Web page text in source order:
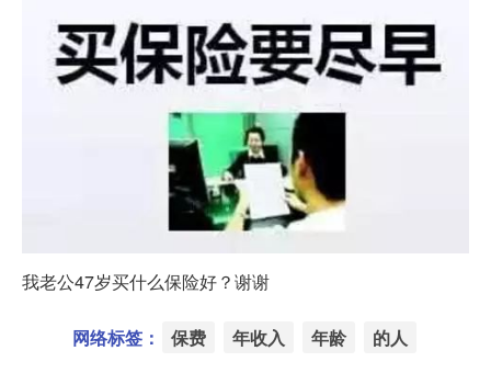
我老公47岁买什么保险好？谢谢
网络标签： 保费 年收入 年龄 的人